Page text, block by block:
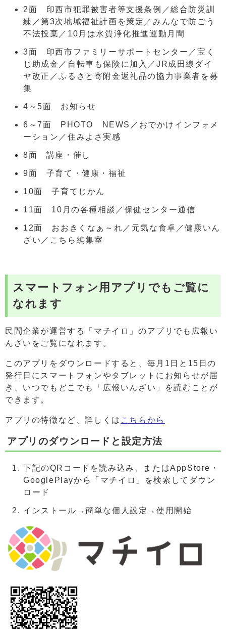
2面 印西市犯罪被害者等支援条例／総合防災訓
練／第3次地域福祉計画を策定／みんなで防ごう
不法投棄／10月は水質浄化推進運動月間
3面 印西市ファミリーサポートセンター／宝く
じ助成金／自転車も保険に加入／JR成田線ダイ
ヤ改正／ふるさと寄附金返礼品の協力事業者を募
集
4～5面 お知らせ
6～7面 PHOTO NEWS／おでかけインフォメ
ーション／住みよさ実感
8面 講座・催し
9面 子育て・健康・福祉
10面 子育てじかん
11面 10月の各種相談／保健センター通信
12面 おおきくなぁ～れ／元気な食卓／健康いん
ざい／こちら編集室
スマートフォン用アプリでもご覧に
なれます
民間企業が運営する「マチイロ」のアプリでも広報い
んざいをご覧になれます。
このアプリをダウンロードすると、毎月1日と15日の
発行日にスマートフォンやタブレットにお知らせが届
き、いつでもどこでも「広報いんざい」を読むことが
できます。
アプリの特徴など、詳しくは こちらから
アプリのダウンロードと設定方法
下記のQRコードを読み込み、またはAppStore・
GooglePlayから「マチイロ」を検索してダウン
ロード
インストール→簡単な個人設定→使用開始